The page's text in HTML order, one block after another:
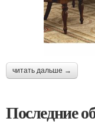
читать дальше →
Последние